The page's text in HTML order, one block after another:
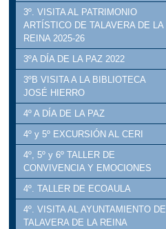
3º. VISITA AL PATRIMONIO
ARTÍSTICO DE TALAVERA DE LA
REINA 2025-26
3ºA DÍA DE LA PAZ 2022
3ºB VISITA A LA BIBLIOTECA
JOSÉ HIERRO
4º A DÍA DE LA PAZ
4º y 5º EXCURSIÓN AL CERI
4º, 5º y 6º TALLER DE
CONVIVENCIA Y EMOCIONES
4º. TALLER DE ECOAULA
4º. VISITA AL AYUNTAMIENTO DE
TALAVERA DE LA REINA